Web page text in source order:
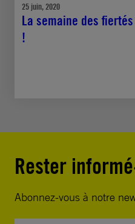
25 juin, 2020
La semaine des
!
Rester
Abonnez-vous à notre